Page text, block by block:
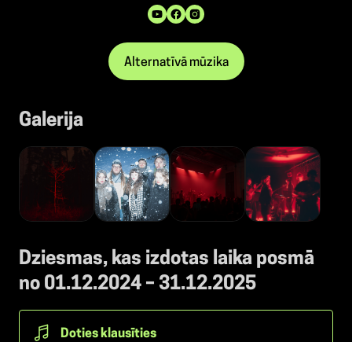
Alternatīvā mūzika
Galerija
Dziesmas, kas izdotas laika posmā
no 01.12.2024 – 31.12.2025
Doties klausīties